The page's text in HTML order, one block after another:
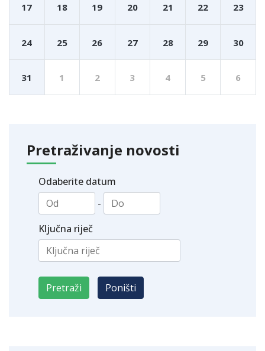
17 18 19 20 21 22 23
24 25 26 27 28 29 30
31 1 2 3 4 5 6
Pretraživanje novosti
Odaberite datum
-
Ključna riječ